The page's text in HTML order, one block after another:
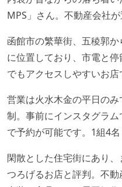
MPS」さん。不動産会社が
函館市の繁華街、五稜郭
に位置しており、市電と
でもアクセスしやすいお店
営業は火水木金の平日の
制。事前にインスタグラ
で予約が可能です。1組4名
閑散とした住宅街にあり
つろげるお店と評判。不動